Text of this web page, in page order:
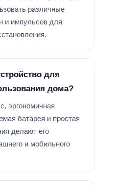
различные
и импульсов для
для
дома?
эргономичная
батарея и простая
делают его
и мобильного